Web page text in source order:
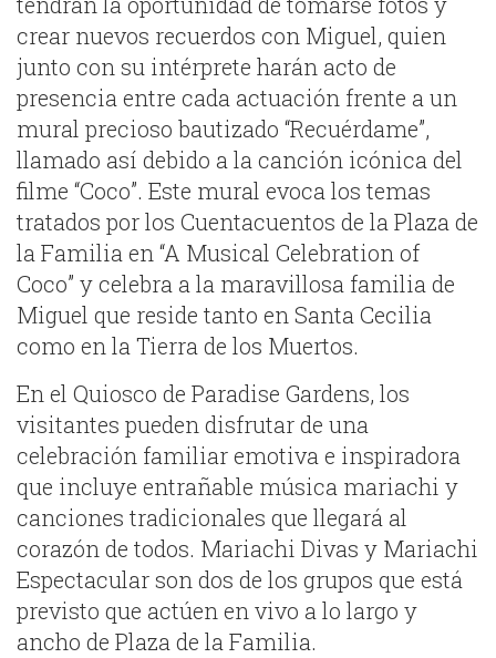
crear nuevos recuerdos con Miguel, quien
junto con su intérprete harán acto de
presencia entre cada actuación frente a un
mural precioso bautizado “Recuérdame”,
llamado así debido a la canción icónica del
filme “Coco”. Este mural evoca los temas
tratados por los Cuentacuentos de la Plaza de
la Familia en “A Musical Celebration of
Coco” y celebra a la maravillosa familia de
Miguel que reside tanto en Santa Cecilia
como en la Tierra de los Muertos.
En el Quiosco de Paradise Gardens, los
visitantes pueden disfrutar de una
celebración familiar emotiva e inspiradora
que incluye entrañable música mariachi y
canciones tradicionales que llegará al
corazón de todos. Mariachi Divas y Mariachi
Espectacular son dos de los grupos que está
previsto que actúen en vivo a lo largo y
ancho de Plaza de la Familia.